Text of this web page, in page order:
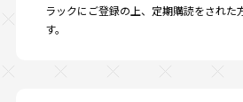
ラックにご登録の上、定期購読をされた
す。